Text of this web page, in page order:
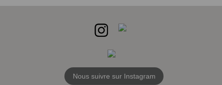
Nous suivre sur Instagram